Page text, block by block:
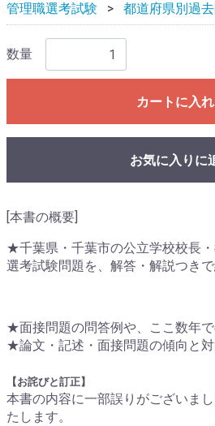
管理職選考試験
都道府県別過
数量
カートに入
お気に入りに
[本書の概要]
★千葉県・千葉市の公立学校校長
選考試験問題を、解答・解説つきで
★面接問題の問答例や、ここ数年で
★論文・記述・面接問題の傾向と対
【お詫びと訂正】
本書の内容に一部誤りがございま
たします。